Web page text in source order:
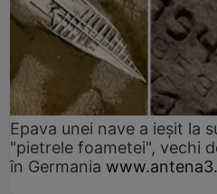
Epava unei nave a ieșit la
"pietrele foametei", vechi
în Germania